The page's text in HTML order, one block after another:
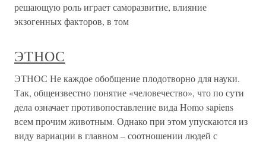
решающую роль играет саморазвитие, влияние
экзогенных факторов, в том
ЭТНОС
ЭТНОС Не каждое обобщение плодотворно для науки.
Так, общеизвестно понятие «человечество», что по сути
дела означает противопоставление вида Homo sapiens
всем прочим животным. Однако при этом упускаются из
виду вариации в главном – соотношении людей с